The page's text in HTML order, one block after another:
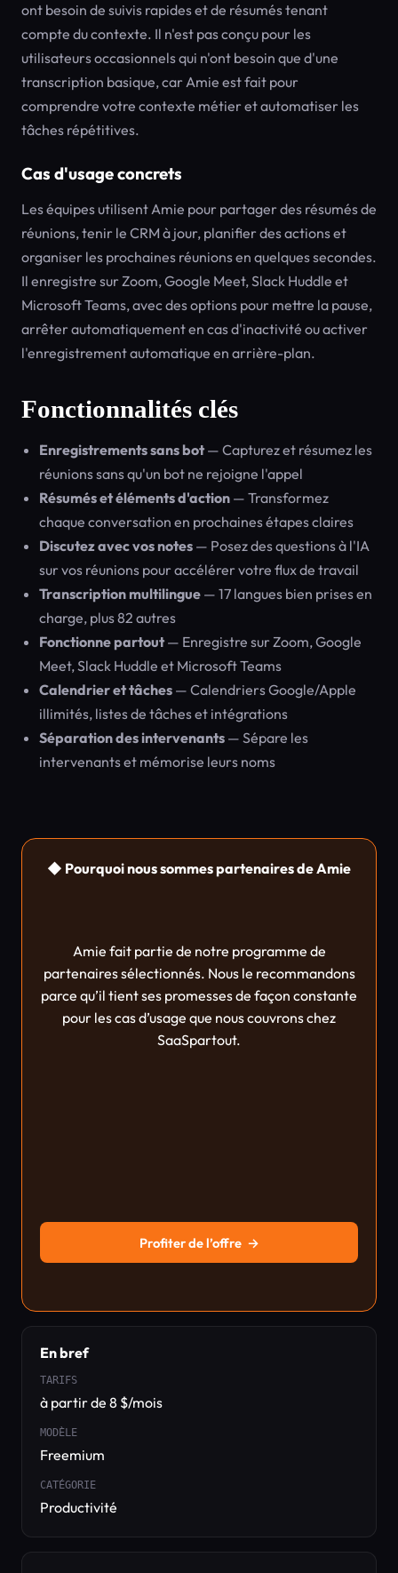
ont besoin de suivis rapides et de résumés tenant
compte du contexte. Il n'est pas conçu pour les
utilisateurs occasionnels qui n'ont besoin que d'une
transcription basique, car Amie est fait pour
comprendre votre contexte métier et automatiser les
tâches répétitives.
Cas d'usage concrets
Les équipes utilisent Amie pour partager des résumés de
réunions, tenir le CRM à jour, planifier des actions et
organiser les prochaines réunions en quelques secondes.
Il enregistre sur Zoom, Google Meet, Slack Huddle et
Microsoft Teams, avec des options pour mettre la pause,
arrêter automatiquement en cas d'inactivité ou activer
l'enregistrement automatique en arrière-plan.
Fonctionnalités clés
Enregistrements sans bot— Capturez et résumez les
réunions sans qu'un bot ne rejoigne l'appel
Résumés et éléments d'action — Transformez
chaque conversation en prochaines étapes claires
Discutez avec vos notes — Posez des questions à l'IA
sur vos réunions pour accélérer votre flux de travail
Transcription multilingue — 17 langues bien prises en
charge, plus 82 autres
Fonctionne partout— Enregistre sur Zoom, Google
Meet, Slack Huddle et Microsoft Teams
Calendrier et tâches — Calendriers Google/Apple
illimités, listes de tâches et intégrations
Séparation des intervenants — Sépare les
intervenants et mémorise leurs noms
◆ Pourquoi nous sommes partenaires de Amie
Amie fait partie de notre programme de
partenaires sélectionnés. Nous le recommandons
parce qu’il tient ses promesses de façon constante
pour les cas d’usage que nous couvrons chez
SaaSpartout.
Profiter de l’offre →
En bref
TARIFS
à partir de 8 $/mois
MODÈLE
Freemium
CATÉGORIE
Productivité